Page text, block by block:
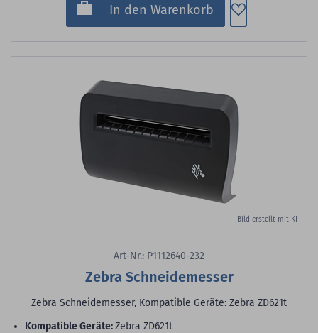
In den Warenkorb Zum
Bild erstellt mit KI
Art-Nr.: P1112640-232
Zebra Schneidemesser
Zebra Schneidemesser, Kompatible Geräte: Zebra ZD621t
Kompatible Geräte:Zebra ZD621t